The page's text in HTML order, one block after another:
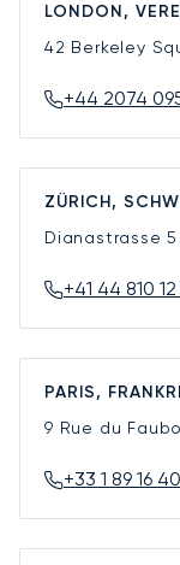
LONDON,
42 Berkeley
+44 2074
ZÜRICH,
Dianastrasse 5
+41 44 810 12
PARIS,
9 Rue du
+33 1 89 16